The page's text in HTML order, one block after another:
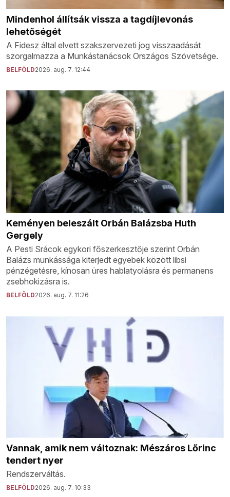
Mindenhol állítsák vissza a tagdíjlevonás
lehetőségét
A Fidesz által elvett szakszervezeti jog visszaadását
szorgalmazza a Munkástanácsok Országos Szövetsége.
BELFÖLD2026. aug. 7. 12:44
Keményen beleszált Orbán Balázsba Huth
Gergely
A Pesti Srácok egykori főszerkesztője szerint Orbán
Balázs munkássága kiterjedt egyebek között libsi
pénzégetésre, kínosan üres hablatyolásra és permanens
zsebhokizásra is.
BELFÖLD2026. aug. 7. 11:26
Vannak, amik nem változnak: Mészáros Lőrinc
tendert nyer
Rendszerváltás.
BELFÖLD2026. aug. 7. 10:33